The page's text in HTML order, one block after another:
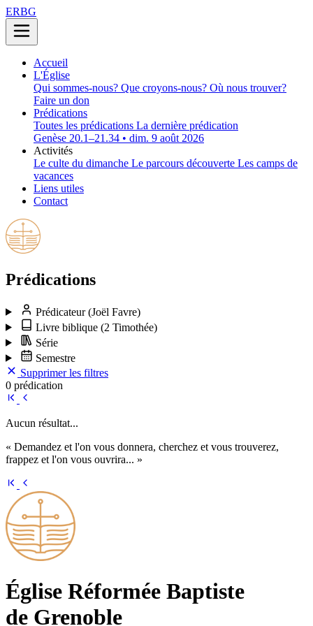
ERBG
Accueil
L'Église
Qui sommes-nous? Que croyons-nous? Où nous trouver?
Faire un don
Prédications
Toutes les prédications La dernière prédication
Genèse 20.1–21.34 • dim. 9 août 2026
Activités
Le culte du dimanche Le parcours découverte Les camps de
vacances
Liens utiles
Contact
Prédications
Prédicateur(Joël Favre)
Livre biblique (2 Timothée)
Série
Semestre
Supprimer les filtres
0 prédication
Aucun résultat...
« Demandez et l'on vous donnera, cherchez et vous trouverez,
frappez et l'on vous ouvrira... »
Église Ré­for­mée Bap­tiste
de Grenoble